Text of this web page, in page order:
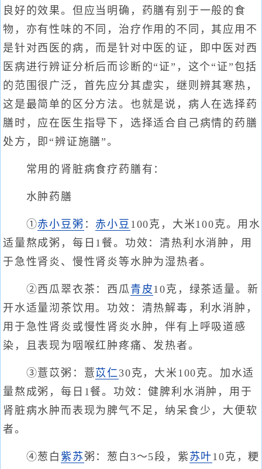
良好的效果。但应当明确，药膳有别于一般的食
物，亦有性味的不同，治疗作用的不同，其应用不
是针对西医的病，而是针对中医的证，即中医对西
医病进行辨证分析后而诊断的“证”，这个“证”包括
的范围很广泛，首先应分其虚实，继则辨其寒热，
这是最简单的区分方法。也就是说，病人在选择药
膳时，应在医生指导下，选择适合自己病情的药膳
处方，即“辨证施膳”。
常用的肾脏病食疗药膳有：
水肿药膳
①赤小豆粥 ： 赤小豆 100克，大米100克。用水
适量熬成粥，每日1餐。功效：清热利水消肿，用
于急性肾炎、慢性肾炎等水肿为湿热者。
②西瓜翠衣茶：西瓜 青皮10克，绿茶适量。新
开水适量沏茶饮用。功效：清热解毒，利水消肿，
用于急性肾炎或慢性肾炎水肿，伴有上呼吸道感
染，且表现为咽喉红肿疼痛、发热者。
③薏苡粥：薏苡仁30克，大米100克。加水适
量熬成粥，每日1餐。功效：健脾利水消肿，用于
肾脏病水肿而表现为脾气不足，纳呆食少，大便软
者。
④葱白 紫苏 粥：葱白3～5段，紫 苏叶10克，粳